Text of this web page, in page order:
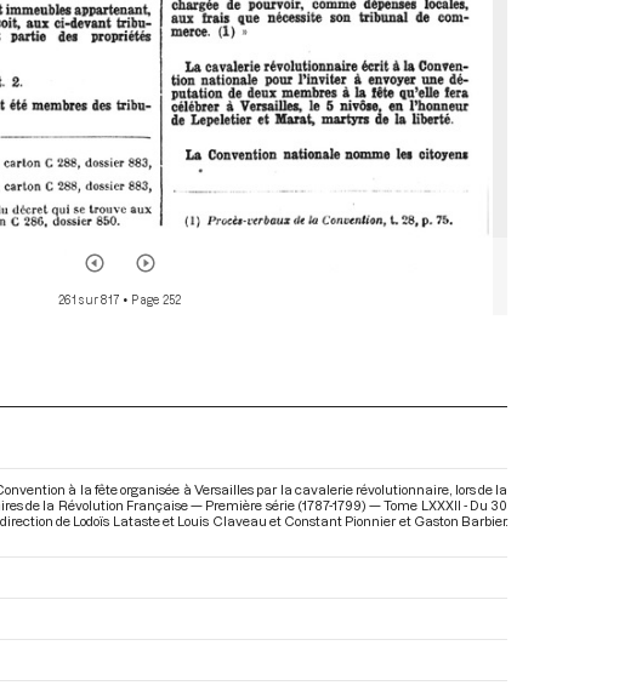
261 sur 817 • Page 252
à la fête organisée à Versailles par la cavalerie révolutionnaire, lors de la
de la Révolution Française — Première série (1787-1799) — Tome LXXXII - Du 30
direction de Lodoïs Lataste et Louis Claveau et Constant Pionnier et Gaston Barbier.